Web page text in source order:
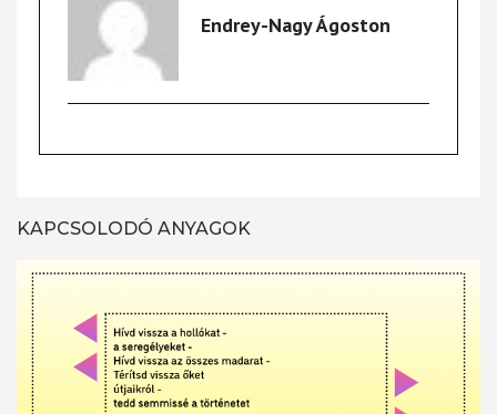
Endrey-Nagy Ágoston
KAPCSOLODÓ ANYAGOK